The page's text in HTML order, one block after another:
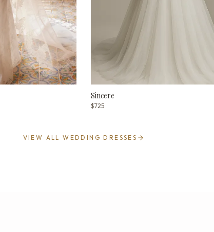
Sincere
$725
VIEW ALL WEDDING DRESSES